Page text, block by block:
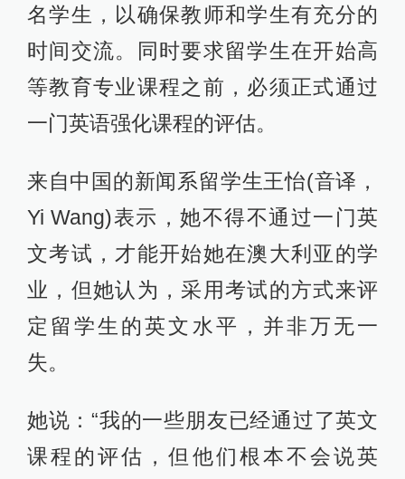
名学生，以确保教师和学生有充分的
时间交流。同时要求留学生在开始高
等教育专业课程之前，必须正式通过
一门英语强化课程的评估。
来自中国的新闻系留学生王怡(音译，
Yi Wang)表示，她不得不通过一门英
文考试，才能开始她在澳大利亚的学
业，但她认为，采用考试的方式来评
定留学生的英文水平，并非万无一
失。
她说：“我的一些朋友已经通过了英文
课程的评估，但他们根本不会说英